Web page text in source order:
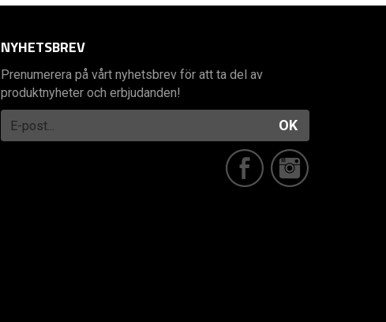
NYHETSBREV
Prenumerera på vårt nyhetsbrev för att ta del av
produktnyheter och erbjudanden!
OK